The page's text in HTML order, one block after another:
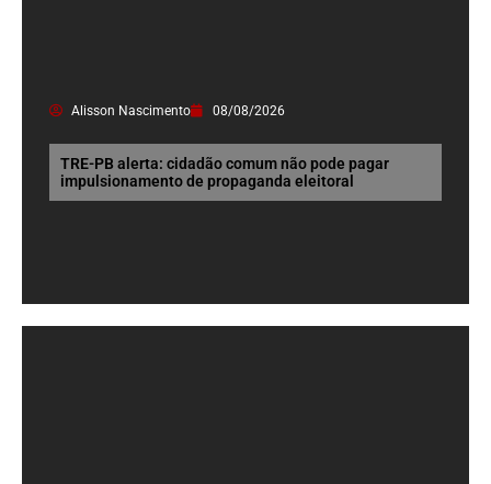
Alisson Nascimento 08/08/2026
TRE-PB alerta: cidadão comum não pode pagar
impulsionamento de propaganda eleitoral